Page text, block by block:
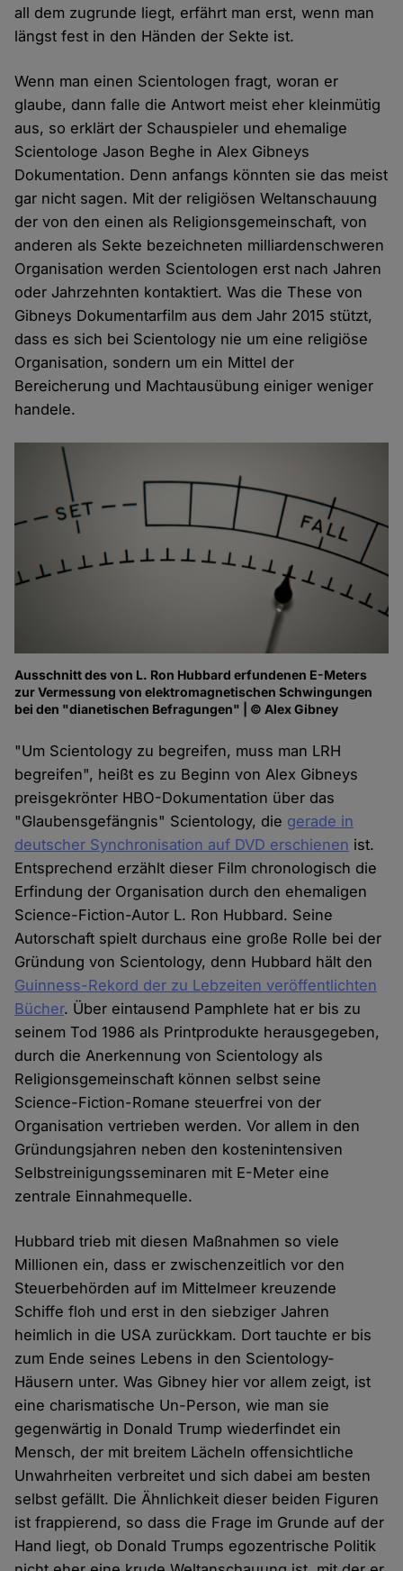
all dem zugrunde liegt, erfährt man erst, wenn man
längst fest in den Händen der Sekte ist.
Wenn man einen Scientologen fragt, woran er
glaube, dann falle die Antwort meist eher kleinmütig
aus, so erklärt der Schauspieler und ehemalige
Scientologe Jason Beghe in Alex Gibneys
Dokumentation. Denn anfangs könnten sie das meist
gar nicht sagen. Mit der religiösen Weltanschauung
der von den einen als Religionsgemeinschaft, von
anderen als Sekte bezeichneten milliardenschweren
Organisation werden Scientologen erst nach Jahren
oder Jahrzehnten kontaktiert. Was die These von
Gibneys Dokumentarfilm aus dem Jahr 2015 stützt,
dass es sich bei Scientology nie um eine religiöse
Organisation, sondern um ein Mittel der
Bereicherung und Machtausübung einiger weniger
handele.
Ausschnitt des von L. Ron Hubbard erfundenen E-Meters
zur Vermessung von elektromagnetischen Schwingungen
bei den "dianetischen Befragungen" | © Alex Gibney
"Um Scientology zu begreifen, muss man LRH
begreifen", heißt es zu Beginn von Alex Gibneys
preisgekrönter HBO-Dokumentation über das
"Glaubensgefängnis" Scientology, die gerade in
deutscher Synchronisation auf DVD erschienen ist.
Entsprechend erzählt dieser Film chronologisch die
Erfindung der Organisation durch den ehemaligen
Science-Fiction-Autor L. Ron Hubbard. Seine
Autorschaft spielt durchaus eine große Rolle bei der
Gründung von Scientology, denn Hubbard hält den
Guinness-Rekord der zu Lebzeiten veröffentlichten
Bücher. Über eintausend Pamphlete hat er bis zu
seinem Tod 1986 als Printprodukte herausgegeben,
durch die Anerkennung von Scientology als
Religionsgemeinschaft können selbst seine
Science-Fiction-Romane steuerfrei von der
Organisation vertrieben werden. Vor allem in den
Gründungsjahren neben den kostenintensiven
Selbstreinigungsseminaren mit E-Meter eine
zentrale Einnahmequelle.
Hubbard trieb mit diesen Maßnahmen so viele
Millionen ein, dass er zwischenzeitlich vor den
Steuerbehörden auf im Mittelmeer kreuzende
Schiffe floh und erst in den siebziger Jahren
heimlich in die USA zurückkam. Dort tauchte er bis
zum Ende seines Lebens in den Scientology-
Häusern unter. Was Gibney hier vor allem zeigt, ist
eine charismatische Un-Person, wie man sie
gegenwärtig in Donald Trump wiederfindet ein
Mensch, der mit breitem Lächeln offensichtliche
Unwahrheiten verbreitet und sich dabei am besten
selbst gefällt. Die Ähnlichkeit dieser beiden Figuren
ist frappierend, so dass die Frage im Grunde auf der
Hand liegt, ob Donald Trumps egozentrische Politik